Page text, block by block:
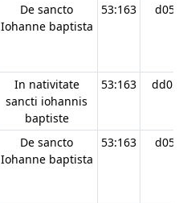
De sancto
Iohanne baptista
53:163 d05
In nativitate
sancti iohannis
baptiste
53:163 dd05
De sancto
Iohanne baptista
53:163 d05